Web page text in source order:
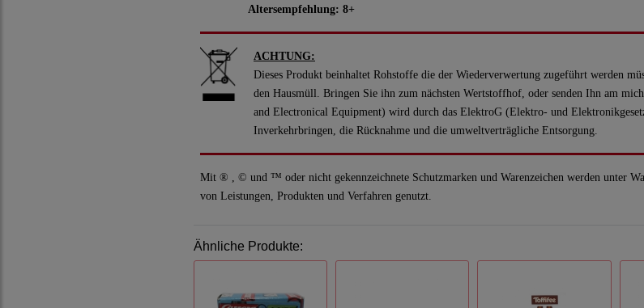
Altersempfehlung: 8+
ACHTUNG:
Dieses Produkt beinhaltet Rohstoffe die der Wiederverwertung zugeführt werden
den Hausmüll. Bringen Sie ihn zum nächsten Wertstoffhof, oder senden Ihn am
and Electronical Equipment) wird durch das ElektroG (Elektro- und
Inverkehrbringen, die Rücknahme und die umweltverträgliche Entsorgung.
Mit ® , © und ™ oder nicht gekennzeichnete Schutzmarken und Warenzeichen werden unter
von Leistungen, Produkten und Verfahren genutzt.
Ähnliche Produkte: